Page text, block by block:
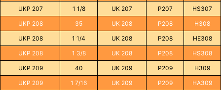
UKP 207
1 1/8 UK 207 P207
HS307
UKP 208
35 UK 208 P208
H308
UKP 208
1 1/4 UK 208 P208
HE308
UKP 208
1 3/8 UK 208 P208
HS308
UKP 209
40 UK 209 P209
H309
UKP 209
1 7/16 UK 209 P209
HA309